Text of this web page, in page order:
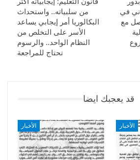
من سلبياته.. واستحداث
البكالوريا أمر إيجابي يساعد
الأسر على التخلص من
النظام الواحد.. والرسوم
تحتاج للمراجعة
في
مع
قد يعجبك ايضا
الأخبار الأخبار